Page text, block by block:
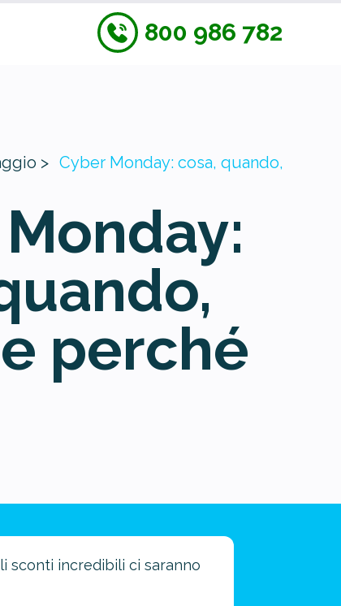
800 986 782
> Cyber Monday: cosa, quando,
perché
sconti incredibili ci saranno